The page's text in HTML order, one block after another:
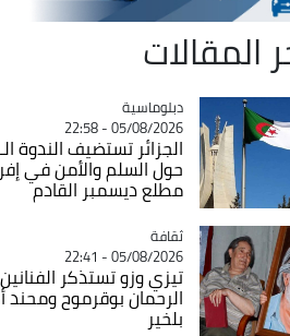
المقالات
Catégorie
دبلوماسية
05/08/2026 - 22:58
حول السلم والأمن في
مطلع ديسمبر القادم
Catégorie
ثقافة
05/08/2026 - 22:41
تيزي وزو تستذكر
الرحمان بوقرموح ومحند
بلخير